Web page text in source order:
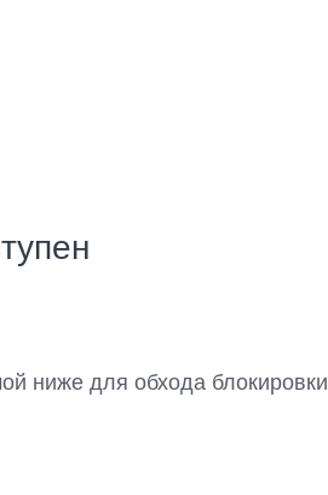
ниже для обхода блокировки